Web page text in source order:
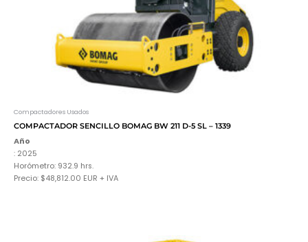
Compactadores Usados
COMPACTADOR SENCILLO BOMAG BW 211 D-5 SL – 1339
Año
: 2025
Horómetro: 932.9 hrs.
Precio: $48,812.00 EUR + IVA